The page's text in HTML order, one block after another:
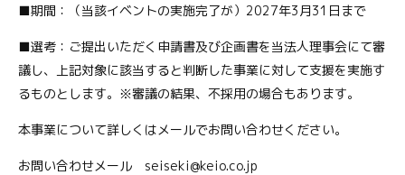
■期間：（当該イベントの実施完了が）2027年3月31日まで
■選考：ご提出いただく申請書及び企画書を当法人理事会にて審
議し、上記対象に該当すると判断した事業に対して支援を実施す
るものとします。※審議の結果、不採用の場合もあります。
本事業について詳しくはメールでお問い合わせください。
お問い合わせメール seiseki@keio.co.jp